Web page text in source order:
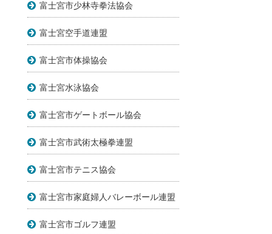
富士宮市少林寺拳法協会
富士宮空手道連盟
富士宮市体操協会
富士宮水泳協会
富士宮市ゲートボール協会
富士宮市武術太極拳連盟
富士宮市テニス協会
富士宮市家庭婦人バレーボール連盟
富士宮市ゴルフ連盟